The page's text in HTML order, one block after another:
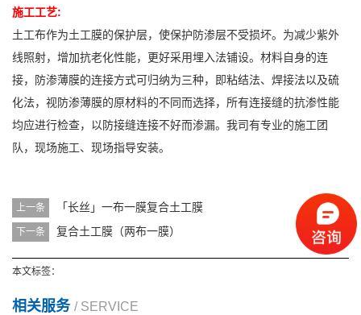
施工工艺:
土工布作为土工膜的保护层，使保护防渗层不受损坏。为减少紫外
线照射，增加抗老化性能，更好采用埋入法铺设。材料自身的连
接，防渗薄膜的连接方式可归纳为三种，即粘结法、焊接法以及硫
化法，视防渗薄膜的原材料的不同而选择，所有连接缝的抗渗性能
均应进行检查，以防接缝连接不好而渗漏。我司有专业的施工团
队，现场施工、现场指导安装。
上一条 「长丝」一布一膜复合土工膜
下一条 复合土工膜（两布一膜）
本文标签：
相关服务 / SERVICE